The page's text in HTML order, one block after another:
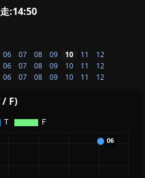
:14:50
06 07 08 09 10 11 12
06 07 08 09 10 11 12
06 07 08 09 10 11 12
/ F)